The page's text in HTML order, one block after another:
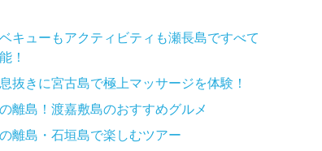
キューもアクティビティも瀬長島ですべて
！
抜きに宮古島で極上マッサージを体験！
離島！渡嘉敷島のおすすめグルメ
離島・石垣島で楽しむツアー